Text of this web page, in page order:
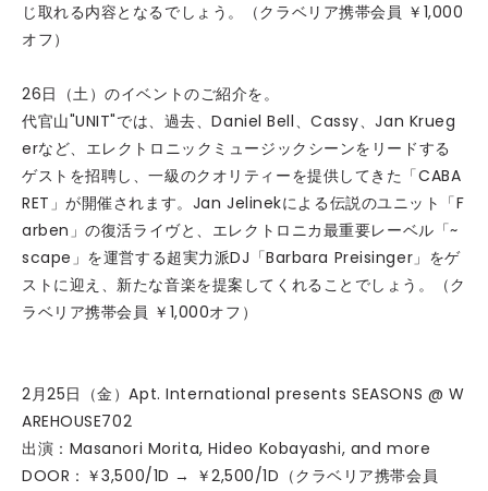
じ取れる内容となるでしょう。（クラベリア携帯会員 ￥1,000
オフ）
26日（土）のイベントのご紹介を。
代官山"UNIT"では、過去、Daniel Bell、Cassy、Jan Krueg
erなど、エレクトロニックミュージックシーンをリードする
ゲストを招聘し、一級のクオリティーを提供してきた「CABA
RET」が開催されます。Jan Jelinekによる伝説のユニット「F
arben」の復活ライヴと、エレクトロニカ最重要レーベル「~
scape」を運営する超実力派DJ「Barbara Preisinger」をゲ
ストに迎え、新たな音楽を提案してくれることでしょう。（ク
ラベリア携帯会員 ￥1,000オフ）
2月25日（金）Apt. International presents SEASONS @ W
AREHOUSE702
出演：Masanori Morita, Hideo Kobayashi, and more
DOOR：￥3,500/1D → ￥2,500/1D（クラベリア携帯会員